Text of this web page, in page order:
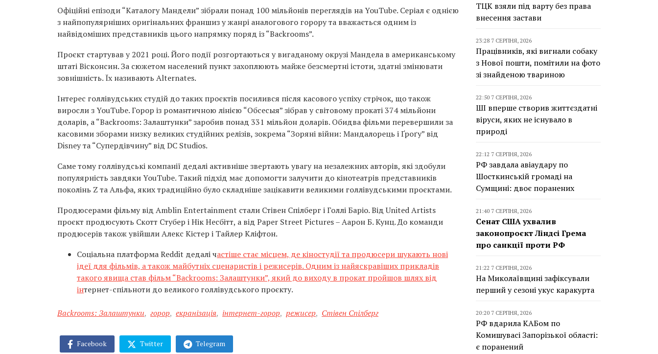
Офіційні епізоди “Каталогу Мандели” зібрали понад 100 мільйонів переглядів на YouTube. Серіал є однією
з найпопулярніших оригінальних франшиз у жанрі аналогового горору та вважається одним із
найвідоміших представників цього напрямку поряд із “Backrooms”.
Проєкт стартував у 2021 році. Його події розгортаються у вигаданому окрузі Мандела в американському
штаті Вісконсин. За сюжетом населений пункт захоплюють майже безсмертні істоти, здатні змінювати
зовнішність. Їх називають Alternates.
Інтерес голлівудських студій до таких проєктів посилився після касового успіху стрічок, що також
виросли з YouTube. Горор із романтичною лінією “Обсесыя” зібрав у світовому прокаті 374 мільйони
доларів, а “Backrooms: Залаштунки” заробив понад 331 мільйон доларів. Обидва фільми перевершили за
касовими зборами низку великих студійних релізів, зокрема “Зоряні війни: Мандалорець і Ґроґу” від
Disney та “Супердівчину” від DC Studios.
Саме тому голлівудські компанії дедалі активніше звертають увагу на незалежних авторів, які здобули
популярність завдяки YouTube. Такий підхід має допомогти залучити до кінотеатрів представників
поколінь Z та Альфа, яких традиційно було складніше зацікавити великими голлівудськими проєктами.
Продюсерами фільму від Amblin Entertainment стали Стівен Спілберг і Голлі Баріо. Від United Artists
проєкт продюсують Скотт Стубер і Нік Несбітт, а від Paper Street Pictures – Аарон Б. Кунц. До команди
продюсерів також увійшли Алекс Кістер і Тайлер Кліфтон.
Соціальна платформа Reddit дедалі частіше стає місцем, де кіностудії та продюсери шукають нові
ідеї для фільмів, а також майбутніх сценаристів і режисерів. Одним із найяскравіших прикладів
такого явища став фільм “Backrooms: Залаштунки”, який до виходу в прокат пройшов шлях від
інтернет-спільноти до великого голлівудського проєкту.
Backrooms: Залаштунки, горор, екранізація, інтернет-горор, режисер, Стівен Спілберг
Facebook Twitter Telegram
ТЦК взяли під варту без права
внесення застави
23:28 7 СЕРПНЯ, 2026
Працівників, які вигнали собаку
з Нової пошти, помітили на фото
зі знайденою твариною
22:50 7 СЕРПНЯ, 2026
ШІ вперше створив життєздатні
віруси, яких не існувало в
природі
22:12 7 СЕРПНЯ, 2026
РФ завдала авіаудару по
Шосткинській громаді на
Сумщині: двоє поранених
21:40 7 СЕРПНЯ, 2026
Сенат США ухвалив
законопроєкт Ліндсі Грема
про санкції проти РФ
21:22 7 СЕРПНЯ, 2026
На Миколаївщині зафіксували
перший у сезоні укус каракурта
20:20 7 СЕРПНЯ, 2026
РФ вдарила КАБом по
Комишувасі Запорізької області:
є поранений